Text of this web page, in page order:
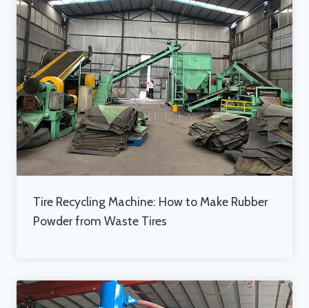
Tire Recycling Machine: How to Make Rubber
Powder from Waste Tires